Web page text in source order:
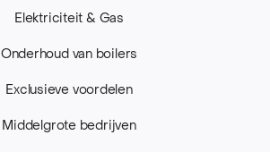
Elektriciteit & Gas
Onderhoud van boilers
Exclusieve voordelen
Middelgrote bedrijven